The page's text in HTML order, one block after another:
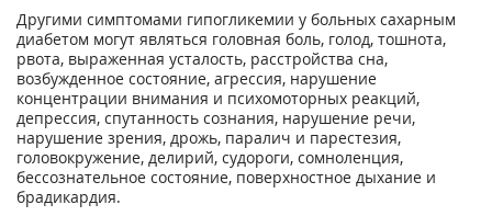
Другими симптомами гипогликемии у больных сахарным
диабетом могут являться головная боль, голод, тошнота,
рвота, выраженная усталость, расстройства сна,
возбужденное состояние, агрессия, нарушение
концентрации внимания и психомоторных реакций,
депрессия, спутанность сознания, нарушение речи,
нарушение зрения, дрожь, паралич и парестезия,
головокружение, делирий, судороги, сомноленция,
бессознательное состояние, поверхностное дыхание и
брадикардия.